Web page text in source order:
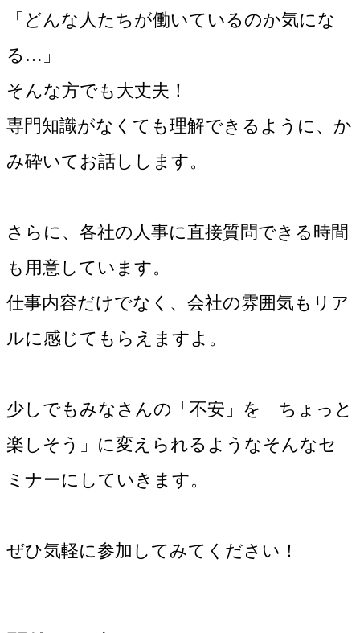
「どんな人たちが働いているのか気にな
る…」
そんな方でも大丈夫！
専門知識がなくても理解できるように、か
み砕いてお話しします。
さらに、各社の人事に直接質問できる時間
も用意しています。
仕事内容だけでなく、会社の雰囲気もリア
ルに感じてもらえますよ。
少しでもみなさんの「不安」を「ちょっと
楽しそう」に変えられるようなそんなセ
ミナーにしていきます。
ぜひ気軽に参加してみてください！